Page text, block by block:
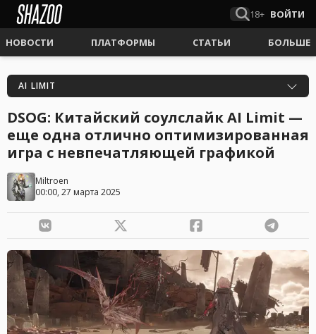
18+ ВОЙТИ
НОВОСТИ ПЛАТФОРМЫ СТАТЬИ БОЛЬШЕ
AI LIMIT
DSOG: Китайский соулслайк AI Limit —
еще одна отлично оптимизированная
игра с невпечатляющей графикой
Miltroen
00:00, 27 марта 2025